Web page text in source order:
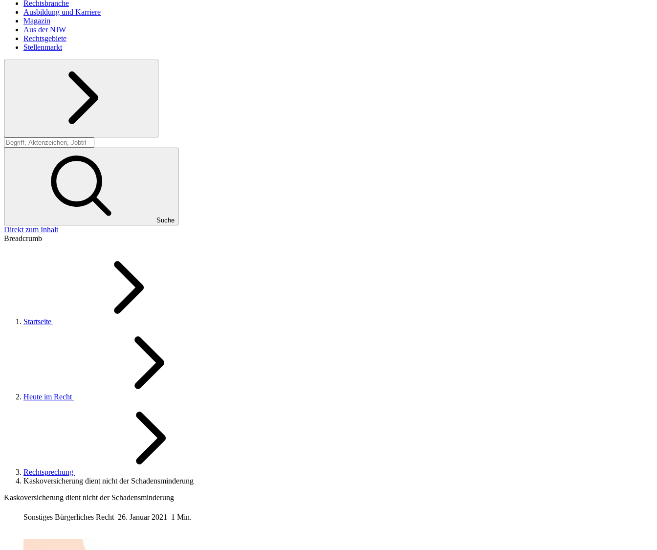
Rechtsbranche
Ausbildung und Karriere
Magazin
Aus der NJW
Rechtsgebiete
Stellenmarkt
Suche
Suche
Direkt zum Inhalt
Breadcrumb
Startseite
Heute im Recht
Rechtsprechung
Kaskoversicherung dient nicht der Schadensminderung
Kaskoversicherung dient nicht der Schadensminderung
Sonstiges Bürgerliches Recht 26. Januar 2021 1 Min.